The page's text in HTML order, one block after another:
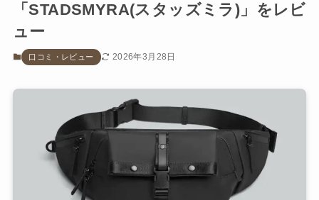
「STADSMYRA(スタッズミラ)」をレビ
ュー
口コミ・レビュー 2026年3月28日